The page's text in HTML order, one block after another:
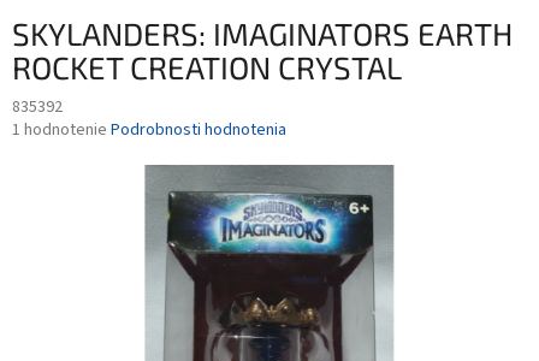
SKYLANDERS: IMAGINATORS EARTH
ROCKET CREATION CRYSTAL
835392
Priemerné
1 hodnotenie Podrobnosti hodnotenia